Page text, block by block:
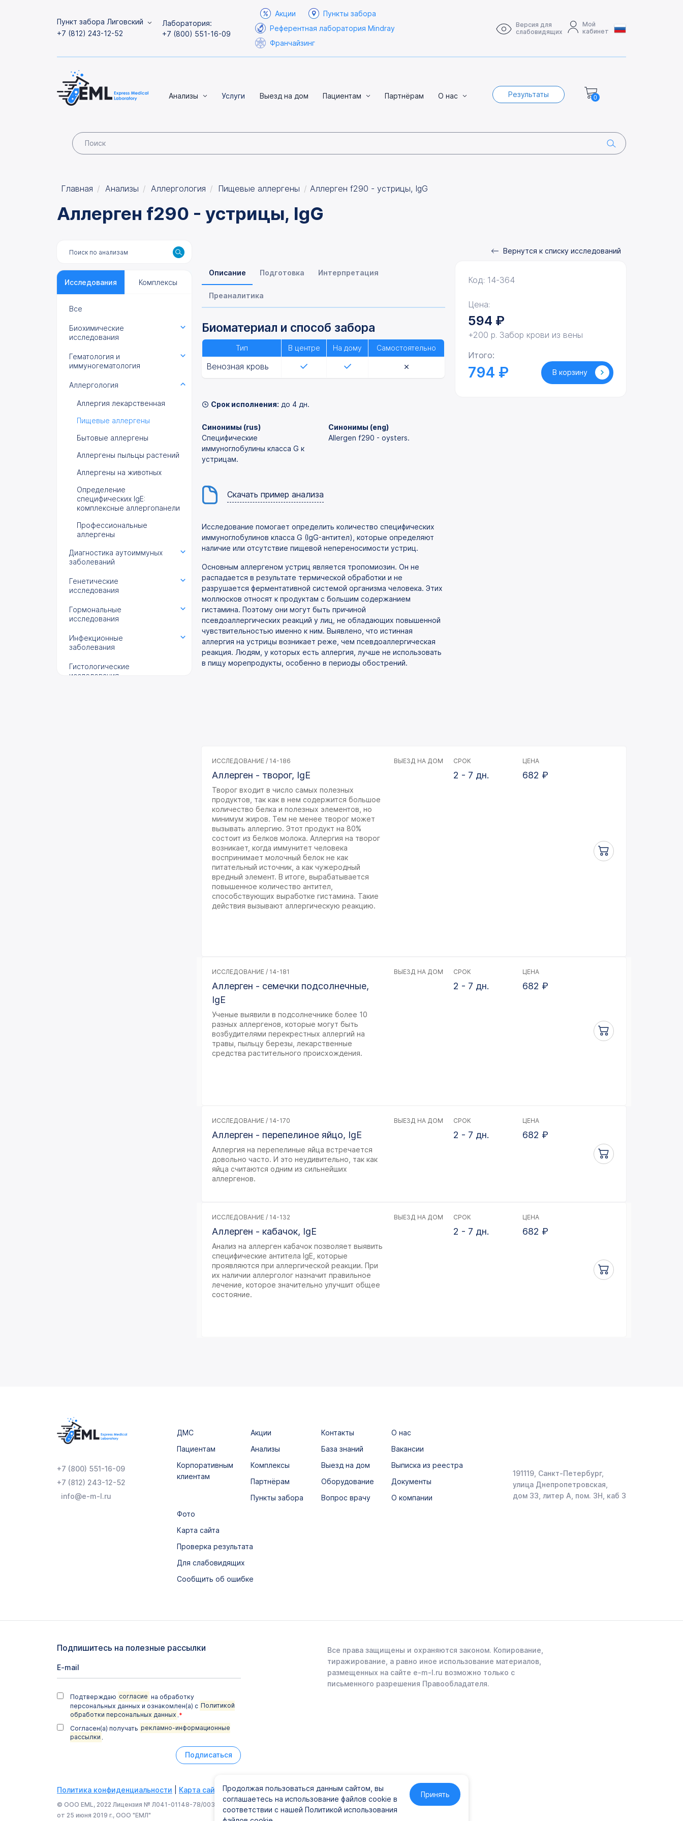
Пункт забора Лиговский
+7 (812) 243-12-52
Лаборатория:
+7 (800) 551-16-09
Акции
Пункты забора
Референтная лаборатория Mindray
Франчайзинг
Версия для
слабовидящих
Мой
кабинет
Анализы Услуги Выезд на дом Пациентам Партнёрам О нас Результаты 0
Главная Анализы Аллергология Пищевые аллергены Аллерген f290 - устрицы, IgG
Аллерген f290 - устрицы, IgG
Вернутся к списку исследований
Описание Подготовка Интерпретация
Преаналитика
Биоматериал и способ забора
Тип В центре На дому Самостоятельно
Венозная кровь
Срок исполнения: до 4 дн.
Синонимы (rus)
Специфические
иммуноглобулины класса G к
устрицам.
Синонимы (eng)
Allergen f290 - oysters.
Скачать пример анализа
Исследование помогает определить количество специфических
иммуноглобулинов класса G (IgG-антител), которые определяют
наличие или отсутствие пищевой непереносимости устриц.
Основным аллергеном устриц является тропомиозин. Он не
распадается в результате термической обработки и не
разрушается ферментативной системой организма человека. Этих
моллюсков относят к продуктам с большим содержанием
гистамина. Поэтому они могут быть причиной
псевдоаллергических реакций у лиц, не обладающих повышенной
чувствительностью именно к ним. Выявлено, что истинная
аллергия на устрицы возникает реже, чем псевдоаллергическая
реакция. Людям, у которых есть аллергия, лучше не использовать
в пищу морепродукты, особенно в периоды обострений.
Код: 14-364
Цена:
594 ₽
+200 р. Забор крови из вены
Итого:
794 ₽ В корзину
ИССЛЕДОВАНИЕ / 14-186
Аллерген - творог, IgE
Творог входит в число самых полезных
продуктов, так как в нем содержится большое
количество белка и полезных элементов, но
минимум жиров. Тем не менее творог может
вызывать аллергию. Этот продукт на 80%
состоит из белков молока. Аллергия на творог
возникает, когда иммунитет человека
воспринимает молочный белок не как
питательный источник, а как чужеродный
вредный элемент. В итоге, вырабатывается
повышенное количество антител,
способствующих выработке гистамина. Такие
действия вызывают аллергическую реакцию.
ВЫЕЗД НА ДОМ СРОК
2 - 7 дн.
ЦЕНА
682 ₽
ИССЛЕДОВАНИЕ / 14-181
Аллерген - семечки подсолнечные,
IgE
Ученые выявили в подсолнечнике более 10
разных аллергенов, которые могут быть
возбудителями перекрестных аллергий на
травы, пыльцу березы, лекарственные
средства растительного происхождения.
ВЫЕЗД НА ДОМ СРОК
2 - 7 дн.
ЦЕНА
682 ₽
ИССЛЕДОВАНИЕ / 14-170
Аллерген - перепелиное яйцо, IgE
Аллергия на перепелиные яйца встречается
довольно часто. И это неудивительно, так как
яйца считаются одним из сильнейших
аллергенов.
ВЫЕЗД НА ДОМ СРОК
2 - 7 дн.
ЦЕНА
682 ₽
ИССЛЕДОВАНИЕ / 14-132
Аллерген - кабачок, IgE
Анализ на аллерген кабачок позволяет выявить
специфические антитела IgE, которые
проявляются при аллергической реакции. При
их наличии аллерголог назначит правильное
лечение, которое значительно улучшит общее
состояние.
ВЫЕЗД НА ДОМ СРОК
2 - 7 дн.
ЦЕНА
682 ₽
Исследования Комплексы
Все
Биохимические
исследования
Гематология и
иммуногематология
Аллергология
Аллергия лекарственная
Пищевые аллергены
Бытовые аллергены
Аллергены пыльцы растений
Аллергены на животных
Определение
специфических IgE:
комплексные аллергопанели
Профессиональные
аллергены
Диагностика аутоиммуных
заболеваний
Генетические
исследования
Гормональные
исследования
Инфекционные
заболевания
Гистологические
исследования
+7 (800) 551-16-09
+7 (812) 243-12-52
info@e-m-l.ru
ДМС
Пациентам
Корпоративным
клиентам
Акции
Анализы
Комплексы
Партнёрам
Пункты забора
Контакты
База знаний
Выезд на дом
Оборудование
Вопрос врачу
О нас
Вакансии
Выписка из реестра
Документы
О компании
Фото
Карта сайта
Проверка результата
Для слабовидящих
Сообщить об ошибке
191119, Санкт-Петербург,
улица Днепропетровская,
дом 33, литер А, пом. 3Н, каб 3
Подпишитесь на полезные рассылки
Подтверждаю согласие на обработку
персональных данных и ознакомлен(а) с Политикой
обработки персональных данных .*
Согласен(а) получать рекламно-информационные
рассылки .
Подписаться
Все права защищены и охраняются законом. Копирование,
тиражирование, а равно иное использование материалов,
размещенных на сайте e-m-l.ru возможно только с
письменного разрешения Правообладателя.
Политика конфиденциальности Карта сайта
© ООО EML, 2022 Лицензия № Л041-01148-78/00337441
от 25 июня 2019 г., ООО "ЕМЛ"
Продолжая пользоваться данным сайтом, вы
соглашаетесь на использование файлов cookie в
соответствии с нашей Политикой использования
Принять